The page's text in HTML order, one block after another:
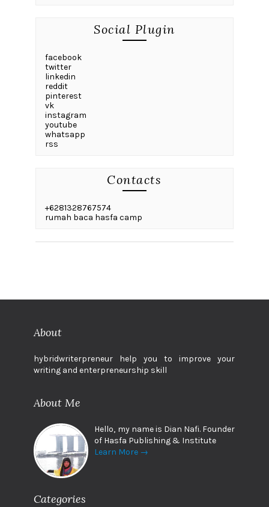
Social Plugin
facebook
twitter
linkedin
reddit
pinterest
vk
instagram
youtube
whatsapp
rss
Contacts
+6281328767574
rumah baca hasfa camp
About
hybridwriterpreneur help you to improve your
writing and enterpreneurship skill
About Me
Hello, my name is Dian Nafi. Founder
of Hasfa Publishing & Institute
Learn More →
Categories